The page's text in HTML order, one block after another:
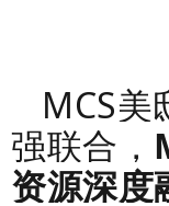
MCS
强联合，
资源深度